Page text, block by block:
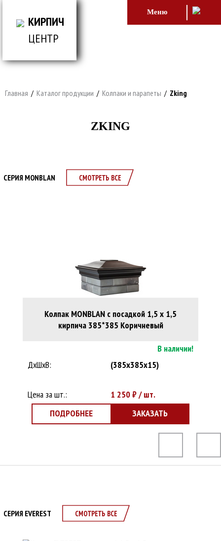
КИРПИЧ
ЦЕНТР
Меню
Главная / Каталог продукции / Колпаки и парапеты / Zking
ZKING
СЕРИЯ MONBLAN СМОТРЕТЬ ВСЕ
Колпак MONBLAN с посадкой 1,5 х 1,5
кирпича 385*385 Коричневый
В наличии!
ДхШхВ:
(385x385x15)
Цена за шт.: 1 250₽ / шт.
ПОДРОБНЕЕ ЗАКАЗАТЬ
СЕРИЯ EVEREST СМОТРЕТЬ ВСЕ